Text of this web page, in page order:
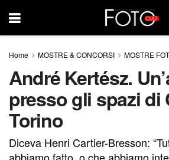
Home MOSTRE & CONCORSI MOSTRE
André Kertész.
presso gli spazi di
Torino
Diceva Henri Cartier-Bresson:
abbiamo fatto, o che abbiamo